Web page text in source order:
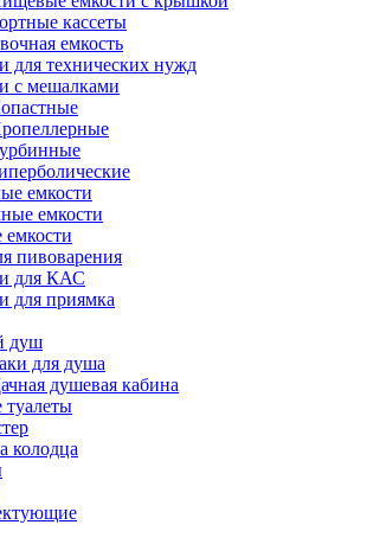
кассеты
емкость
для технических нужд
с мешалками
емкости
емкости
пивоварения
для КАС
для приямка
душ
для душа
душевая кабина
туалеты
колодца